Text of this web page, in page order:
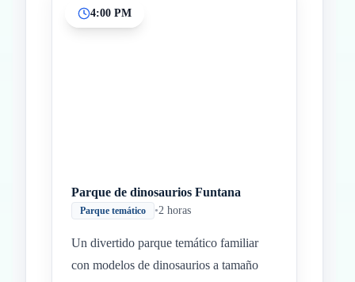
4:00 PM
Parque de dinosaurios Funtana
Parque temático •2 horas
Un divertido parque temático familiar
con modelos de dinosaurios a tamaño